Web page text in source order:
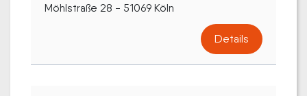
Möhlstraße 28 - 51069 Köln
Details